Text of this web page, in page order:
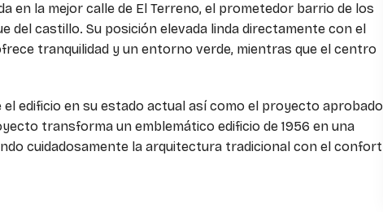
en la mejor calle de El Terreno, el prometedor barrio de los
del castillo. Su posición elevada linda directamente con el
tranquilidad y un entorno verde, mientras que el centro
edificio en su estado actual así como el proyecto aprobado
transforma un emblemático edificio de 1956 en una
cuidadosamente la arquitectura tradicional con el confort